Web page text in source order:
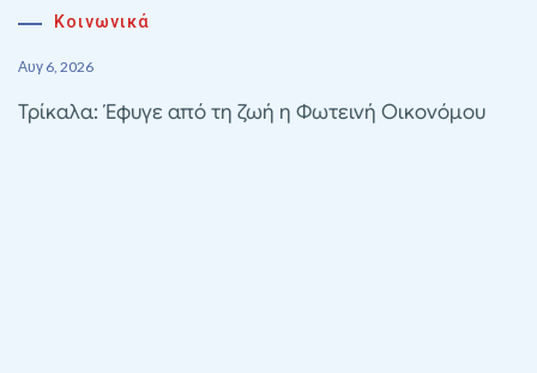
Κοινωνικά
Αυγ 6, 2026
Τρίκαλα: Έφυγε από τη ζωή η Φωτεινή Οικονόμου